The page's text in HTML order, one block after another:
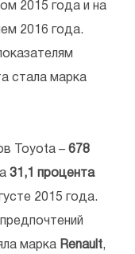
2015 года и на
2016 года.
стала марка
Toyota – 678
31,1 процента
2015 года.
марка Renault,